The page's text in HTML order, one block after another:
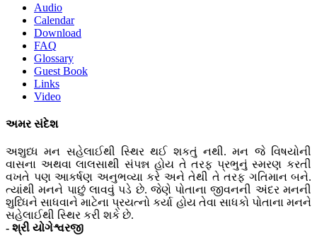
Audio
Calendar
Download
FAQ
Glossary
Guest Book
Links
Video
અમર સંદેશ
અશુધ્ધ મન સહેલાઈથી સ્થિર થઈ શકતું નથી. મન જે વિષયોની
વાસના અથવા લાલસાથી સંપન્ન હોય તે તરફ પ્રભુનું સ્મરણ કરતી
વખતે પણ આકર્ષણ અનુભવ્યા કરે અને તેથી તે તરફ ગતિમાન બને.
ત્યાંથી મનને પાછું લાવવું પડે છે. જેણે પોતાના જીવનની અંદર મનની
શુધ્ધિને સાધવાને માટેના પ્રયત્નો કર્યા હોય તેવા સાધકો પોતાના મનને
સહેલાઈથી સ્થિર કરી શકે છે.
- શ્રી યોગેશ્વરજી